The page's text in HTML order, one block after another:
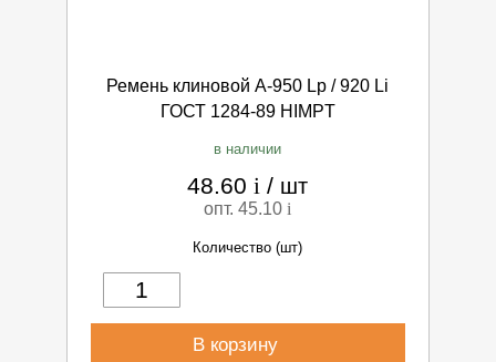
Ремень клиновой А-950 Lp / 920 Li
ГОСТ 1284-89 HIMPT
в наличии
48.60i / шт
опт. 45.10i
Количество (шт)
В корзину